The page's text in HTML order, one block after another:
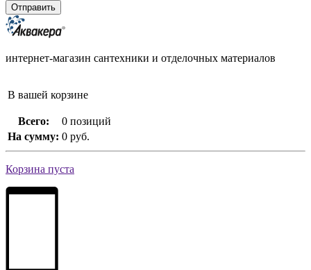
интернет-магазин сантехники и отделочных материалов
В вашей корзине
Всего:
0 позиций
На сумму: 0 руб.
Корзина пуста